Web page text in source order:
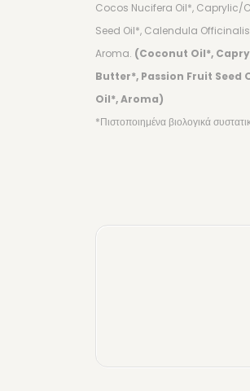
Cocos Nucifera Oil*, Caprylic/
Seed Oil*, Calendula
Aroma. (Coconut Oil*,
Butter*, Passion Fruit Seed
Oil*, Aroma)
*Πιστοποιημένα βιολογικά